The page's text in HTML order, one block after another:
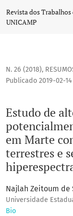
Estudo de
Revista dos
UNICAMP
N. 26 (2018),
Estudo de
em Marte
terrestres e
Publicado 2019-02-14
Najlah Zeitoum de
Universidade
Bio